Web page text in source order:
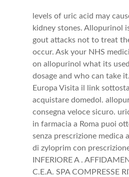
levels of uric acid may
kidney stones. Allopurinol
gout attacks not to treat
occur. Ask your NHS
on allopurinol what its
dosage and who can take
Europa Visita il link
acquistare domedol.
consegna veloce sicuro.
in farmacia a Roma puoi
senza prescrizione medica
di zyloprim con
INFERIORE A .
C.E.A. SPA COMPRESSE